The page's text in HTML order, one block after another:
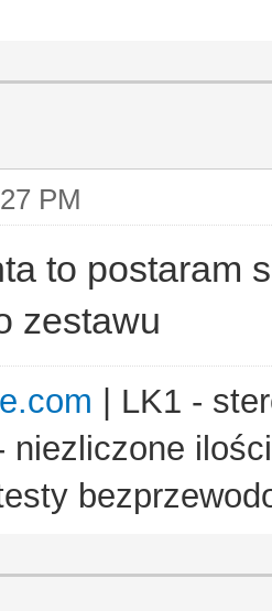
PM
to postaram
zestawu
| LK1 -
niezliczone